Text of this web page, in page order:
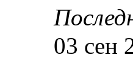
03 сен